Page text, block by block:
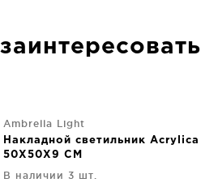
Ambrella Light
Накладной светильник Acrylica
50X50X9 CM
В наличии 3 шт.